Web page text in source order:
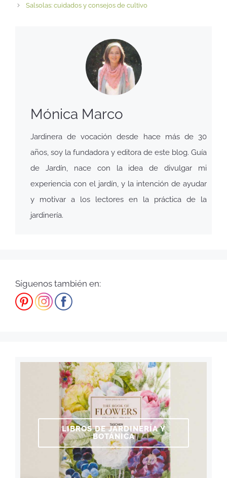
Salsolas: cuidados y consejos de cultivo
Mónica Marco
Jardinera de vocación desde hace más de 30
años, soy la fundadora y editora de este blog. Guía
de Jardín, nace con la idea de divulgar mi
experiencia con el jardín, y la intención de ayudar
y motivar a los lectores en la práctica de la
jardinería.
Síguenos también en:
LIBROS DE JARDINERÍA Y
BOTÁNICA